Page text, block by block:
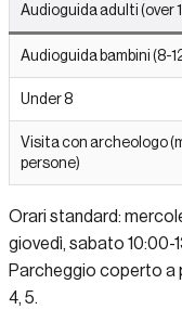
Audioguida adulti (over
Audioguida bambini (8-
Under 8
Visita con archeologo
persone)
Orari standard:
giovedì, sabato 10:00-
Parcheggio coperto a
4, 5.